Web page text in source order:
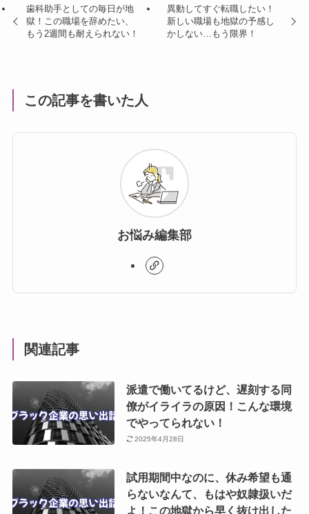
歯科助手としての毎日が地
獄！この職場を辞めたい、
もう2週間も耐えられない！
異動してすぐ転職したい！
新しい職場も地獄の予感し
かしない…もう限界！
この記事を書いた人
お悩み編集部
関連記事
派遣で働いてるけど、遅刻する同
僚がイライラの原因！こんな環境
でやってられない！
2025年4月28日
試用期間中なのに、休み希望も通
らないなんて、もはや奴隷扱いだ
よ！この地獄から早く抜け出した